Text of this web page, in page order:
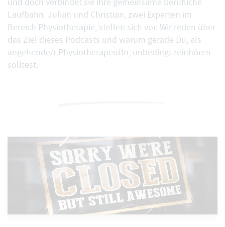
und doch verbindet sie ihre gemeinsame berufliche
Laufbahn. Julian und Christian, zwei Experten im
Bereich Physiotherapie, stellen sich vor. Wir reden über
das Ziel dieses Podcasts und warum gerade Du, als
angehende/r PhysiotherapeutIn, unbedingt reinhören
solltest.